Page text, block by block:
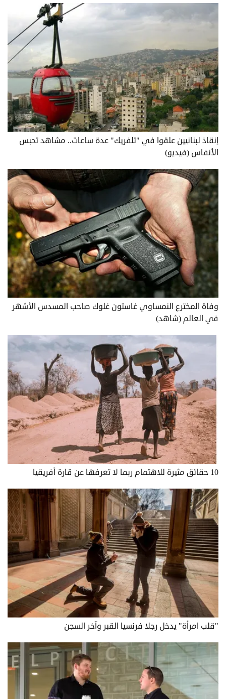
إنقاذ لبنانيين علقوا في "تلفريك" عدة ساعات.. مشاهد تحبس
الأنفاس (فيديو)
وفاة المخترع النمساوي غاستون غلوك صاحب المسدس الأشهر
في العالم (شاهد)
10 حقائق مثيرة للاهتمام ربما لا تعرفها عن قارة أفريقيا
"قلب امرأة" يدخل رجلا فرنسيا القبر وآخر السجن